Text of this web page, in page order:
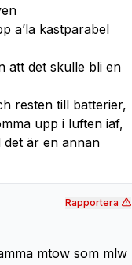
a’la kastparabel
att det skulle bli en
resten till batterier,
upp i luften iaf,
är en annan
mtow som mlw
Rapportera